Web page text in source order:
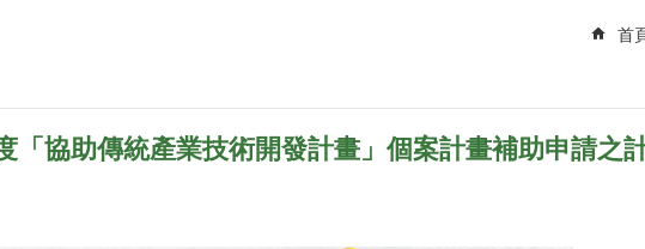
首
「協助傳統產業技術開發計畫」個案計畫補助申請之